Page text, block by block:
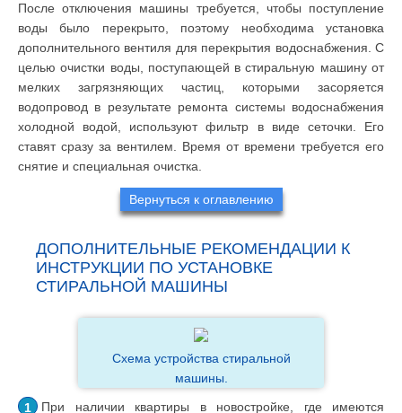
После отключения машины требуется, чтобы поступление
воды было перекрыто, поэтому необходима установка
дополнительного вентиля для перекрытия водоснабжения. С
целью очистки воды, поступающей в стиральную машину от
мелких загрязняющих частиц, которыми засоряется
водопровод в результате ремонта системы водоснабжения
холодной водой, используют фильтр в виде сеточки. Его
ставят сразу за вентилем. Время от времени требуется его
снятие и специальная очистка.
Вернуться к оглавлению
ДОПОЛНИТЕЛЬНЫЕ РЕКОМЕНДАЦИИ К
ИНСТРУКЦИИ ПО УСТАНОВКЕ
СТИРАЛЬНОЙ МАШИНЫ
Схема устройства стиральной
машины.
При наличии квартиры в новостройке, где имеются